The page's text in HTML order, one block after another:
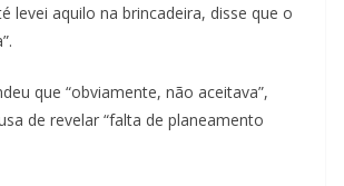
levei aquilo na brincadeira, disse que o
que “obviamente, não aceitava”,
de revelar “falta de planeamento